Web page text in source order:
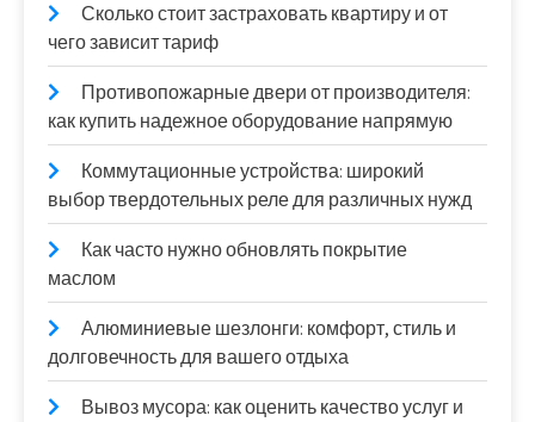
Сколько стоит застраховать квартиру и от
чего зависит тариф
Противопожарные двери от производителя:
как купить надежное оборудование напрямую
Коммутационные устройства: широкий
выбор твердотельных реле для различных нужд
Как часто нужно обновлять покрытие
маслом
Алюминиевые шезлонги: комфорт, стиль и
долговечность для вашего отдыха
Вывоз мусора: как оценить качество услуг и